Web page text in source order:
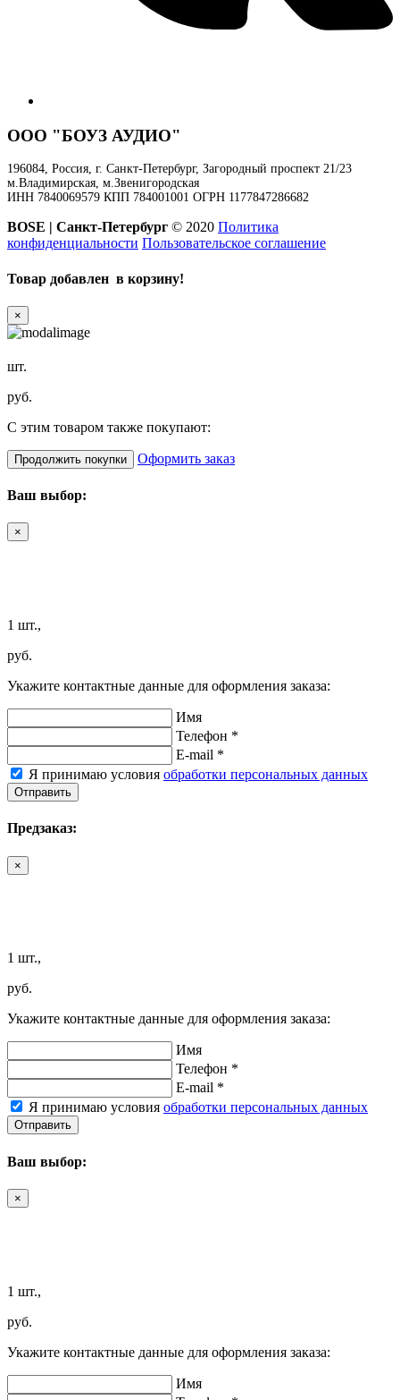
ООО "БОУЗ АУДИО"
196084, Россия, г. Санкт-Петербург, Загородный проспект 21/23
м.Владимирская, м.Звенигородская
ИНН 7840069579 КПП 784001001 ОГРН 1177847286682
BOSE | Санкт-Петербург © 2020 Политика
конфиденциальности Пользовательское соглашение
Товар добавлен в корзину!
×
шт.
руб.
С этим товаром также покупают:
Продолжить покупки Оформить заказ
Ваш выбор:
×
1 шт.,
руб.
Укажите контактные данные для оформления заказа:
Имя
Телефон *
E-mail *
Я принимаю условия обработки персональных данных
Отправить
Предзаказ:
×
1 шт.,
руб.
Укажите контактные данные для оформления заказа:
Имя
Телефон *
E-mail *
Я принимаю условия обработки персональных данных
Отправить
Ваш выбор:
×
1 шт.,
руб.
Укажите контактные данные для оформления заказа:
Имя